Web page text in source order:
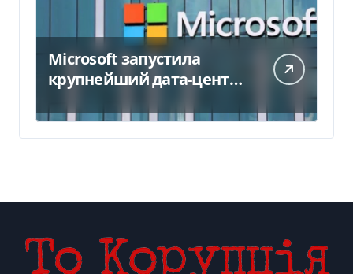
Microsoft запустила
крупнейший дата-центр
миллиарда